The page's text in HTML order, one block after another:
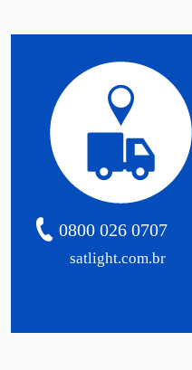
satlight.com.br
0800 026 0707